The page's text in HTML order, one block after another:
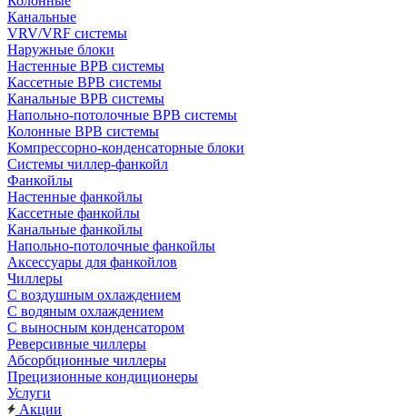
Канальные
VRV/VRF системы
Наружные блоки
Настенные ВРВ системы
Кассетные ВРВ системы
Канальные ВРВ системы
Напольно-потолочные ВРВ системы
Колонные ВРВ системы
Компрессорно-конденсаторные блоки
Системы чиллер-фанкойл
Фанкойлы
Настенные фанкойлы
Кассетные фанкойлы
Канальные фанкойлы
Напольно-потолочные фанкойлы
Аксессуары для фанкойлов
Чиллеры
С воздушным охлаждением
С водяным охлаждением
С выносным конденсатором
Реверсивные чиллеры
Абсорбционные чиллеры
Прецизионные кондиционеры
Услуги
Акции